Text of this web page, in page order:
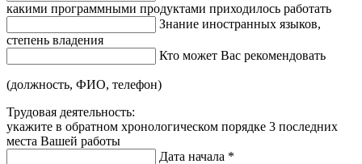
какими программными продуктами приходилось работать
Знание иностранных языков,
степень владения
Кто может Вас рекомендовать
(должность, ФИО, телефон)
Трудовая деятельность:
укажите в обратном хронологическом порядке 3 последних
места Вашей работы
Дата начала *